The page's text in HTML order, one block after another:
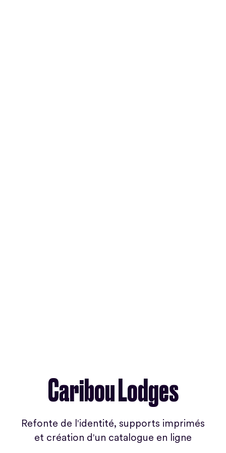
Caribou Lodges
Refonte de l'identité, supports imprimés
et création d'un catalogue en ligne